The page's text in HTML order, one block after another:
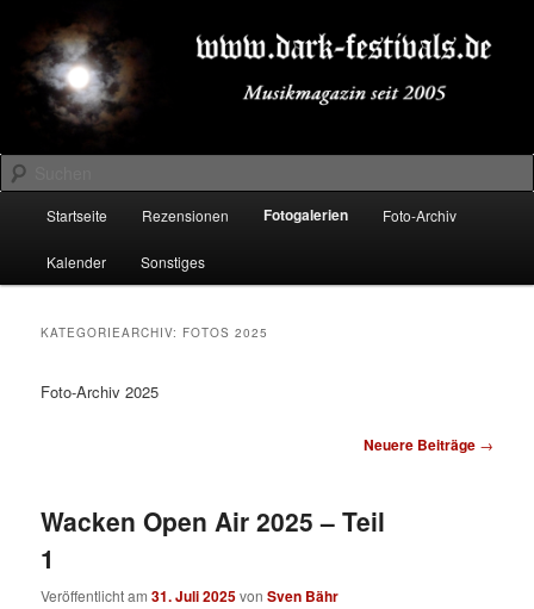
primären
Inhalt
springen
sekundären
Inhalt
springenDARK-FESTIVALS.DE
Suchen
Startseite Rezensionen Fotogalerien Foto-Archiv
Kalender Sonstiges
KATEGORIEARCHIV: FOTOS 2025
Foto-Archiv 2025
Neuere Beiträge →
Wacken Open Air 2025 – Teil
1
Veröffentlicht am31. Juli 2025vonSven Bähr